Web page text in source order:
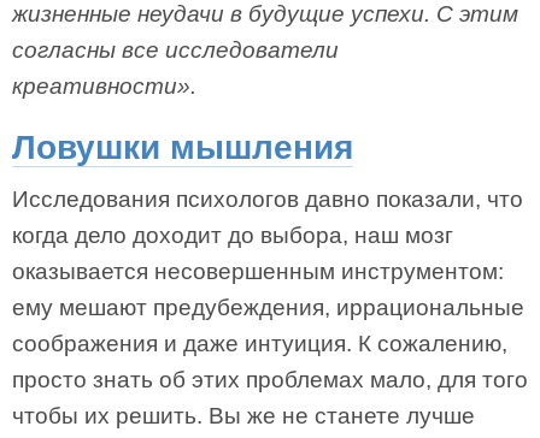
жизненные неудачи в будущие успехи. С этим
согласны все исследователи
креативности».
Ловушки мышления
Исследования психологов давно показали, что
когда дело доходит до выбора, наш мозг
оказывается несовершенным инструментом:
ему мешают предубеждения, иррациональные
соображения и даже интуиция. К сожалению,
просто знать об этих проблемах мало, для того
чтобы их решить. Вы же не станете лучше